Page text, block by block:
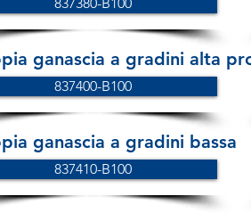
ganascia a gradini alta
837400-B100
ganascia a gradini bassa
837410-B100